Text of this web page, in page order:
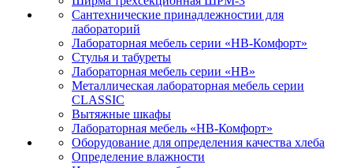
Сантехнические принадлежностии для
лабораторий
Лабораторная мебель серии «НВ-Комфорт»
Стулья и табуреты
Лабораторная мебель серии «НВ»
Металлическая лабораторная мебель серии
CLASSIC
Вытяжные шкафы
Лабораторная мебель «НВ-Комфорт»
Оборудование для определения качества хлеба
Определение влажности